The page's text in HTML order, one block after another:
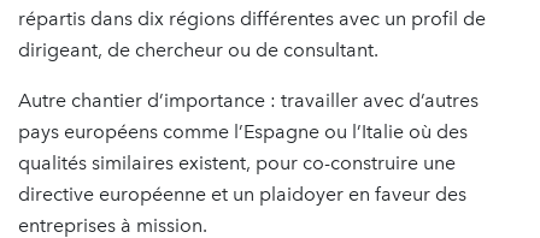
répartis dans dix régions différentes avec un profil de
dirigeant, de chercheur ou de consultant.
Autre chantier d’importance : travailler avec d’autres
pays européens comme l’Espagne ou l’Italie où des
qualités similaires existent, pour co-construire une
directive européenne et un plaidoyer en faveur des
entreprises à mission.